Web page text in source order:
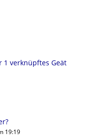
1 verknüpftes Geät
19:19